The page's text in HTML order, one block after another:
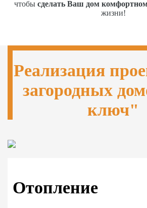
чтобы сделать Ваш дом
жизни!
Реализация
загородных
ключ"
Отопление